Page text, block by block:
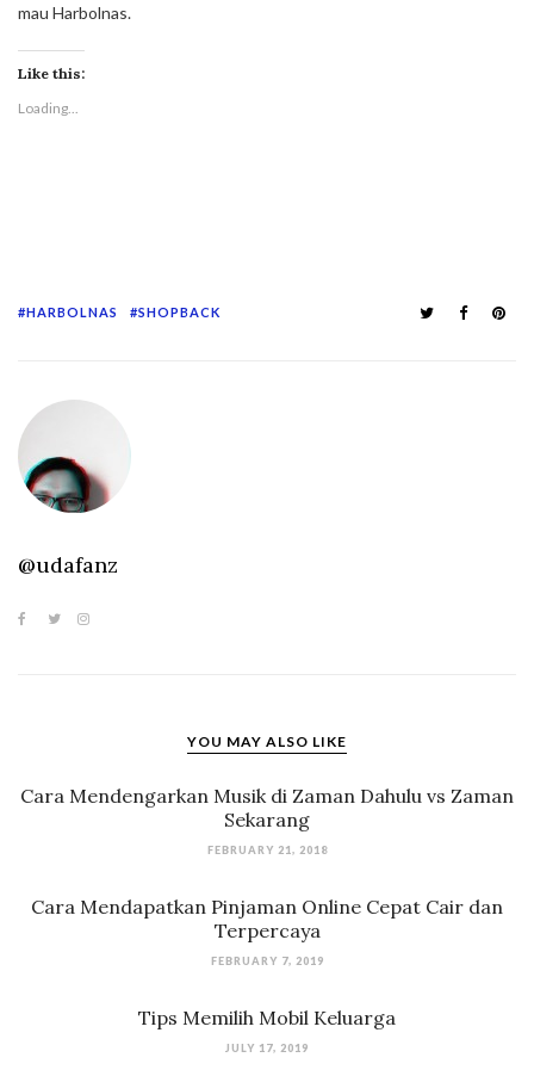
mau Harbolnas.
Like this:
Loading...
HARBOLNAS SHOPBACK
@udafanz
YOU MAY ALSO LIKE
Cara Mendengarkan Musik di Zaman Dahulu vs Zaman
Sekarang
FEBRUARY 21, 2018
Cara Mendapatkan Pinjaman Online Cepat Cair dan
Terpercaya
FEBRUARY 7, 2019
Tips Memilih Mobil Keluarga
JULY 17, 2019